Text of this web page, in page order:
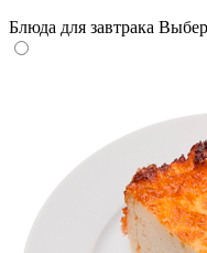
Блюда для завтрака